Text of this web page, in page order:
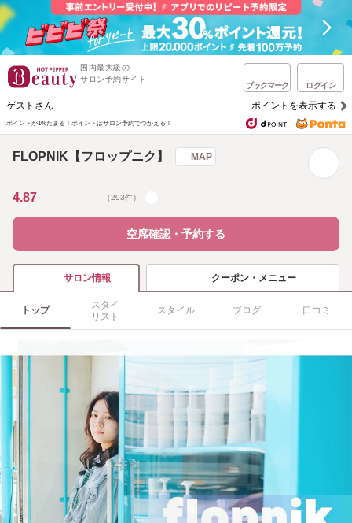
国内最大級の
サロン予約サイト
ブックマーク ログイン
ゲストさん ポイントを表示する
ポイントが1%たまる！ ポイントはサロン予約でつかえる！
FLOPNIK【フロップニク】 MAP
4.87 （293件）
空席確認・予約する
サロン情報 クーポン・メニュー
トップ
スタイ
リスト
スタイル ブログ 口コミ